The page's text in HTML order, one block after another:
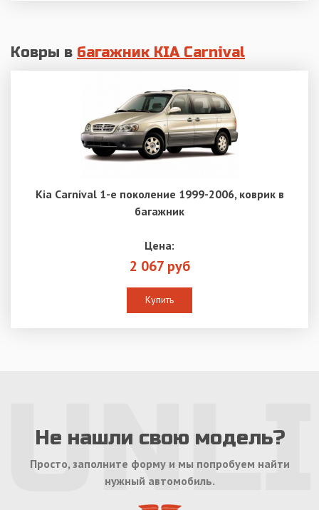
Ковры в багажник KIA Carnival
Kia Carnival 1-е поколение 1999-2006, коврик в
багажник
Цена:
2 067 руб
Купить
Не нашли свою модель?
Просто, заполните форму и мы попробуем найти
нужный автомобиль.